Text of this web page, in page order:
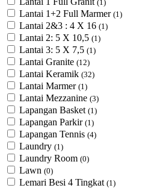
(1)
Lantai 1+2 Full Marmer (1)
Lantai 2&3 : 4 X 16 (1)
Lantai 2: 5 X 10,5 (1)
Lantai 3: 5 X 7,5 (1)
Lantai Granite (12)
Lantai Keramik (32)
Lantai Marmer (1)
Lantai Mezzanine (3)
Lapangan Basket (1)
Lapangan Parkir (1)
Lapangan Tennis (4)
Laundry (1)
Laundry Room (0)
Lawn (0)
Lemari Besi 4 Tingkat (1)